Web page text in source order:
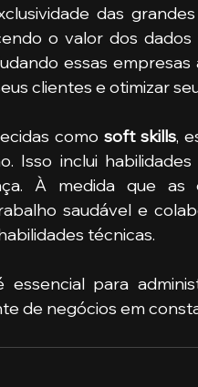
das
o valor dos
essas
clientes e otimizar
como soft skills,
Isso inclui
À medida que as
saudável e
técnicas.
para
de negócios em